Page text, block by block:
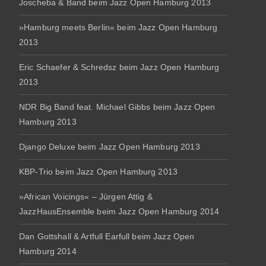
Joscheba & Band beim Jazz Open Hamburg 2013
»Hamburg meets Berlin« beim Jazz Open Hamburg
2013
Eric Schaefer & Schredsz beim Jazz Open Hamburg
2013
NDR Big Band feat. Michael Gibbs beim Jazz Open
Hamburg 2013
Django Deluxe beim Jazz Open Hamburg 2013
KBP-Trio beim Jazz Open Hamburg 2013
»African Voicings« – Jürgen Attig &
JazzHausEnsemble beim Jazz Open Hamburg 2014
Dan Gottshall & Artfull Earfull beim Jazz Open
Hamburg 2014